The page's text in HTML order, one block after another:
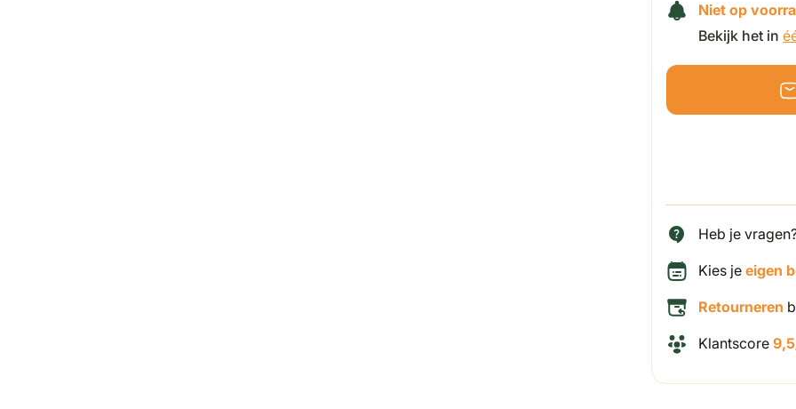
Niet op
Bekijk het in
Heb je
Kies je eigen
Retourneren
Klantscore